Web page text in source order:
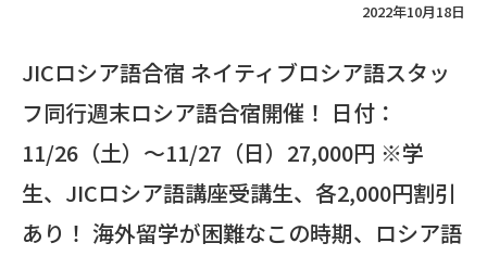
2022年10月18日
JICロシア語合宿 ネイティブロシア語スタッ
フ同行週末ロシア語合宿開催！ 日付：
11/26（土）～11/27（日）27,000円 ※学
生、JICロシア語講座受講生、各2,000円割引
あり！ 海外留学が困難なこの時期、ロシア語